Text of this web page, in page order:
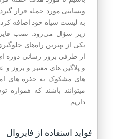
وبسایتی مورد حمله قرار
به لیست سیاه خود اضافه
زیر سؤال می‌رود. نصب
یکی از بهترین راه‌های
از طرفی بروز رسانی دوره
و پلاگین های معتبر و بروز و
های مشکوک به حفره های
میتوانند باشند که همواره
داریم.
فواید استفاده از فایروال